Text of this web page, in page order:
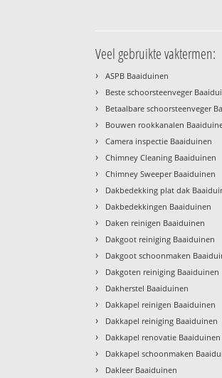
Veel gebruikte vaktermen:
› ASPB Baaiduinen
› Beste schoorsteenveger
› Betaalbare schoorsteenveger
› Bouwen rookkanalen
› Camera inspectie Baaiduinen
› Chimney Cleaning Baaiduinen
› Chimney Sweeper Baaiduinen
› Dakbedekking plat dak
› Dakbedekkingen Baaiduinen
› Daken reinigen Baaiduinen
› Dakgoot reiniging Baaiduinen
› Dakgoot schoonmaken
› Dakgoten reiniging Baaiduinen
› Dakherstel Baaiduinen
› Dakkapel reinigen Baaiduinen
› Dakkapel reiniging Baaiduinen
› Dakkapel renovatie Baaiduinen
› Dakkapel schoonmaken
› Dakleer Baaiduinen